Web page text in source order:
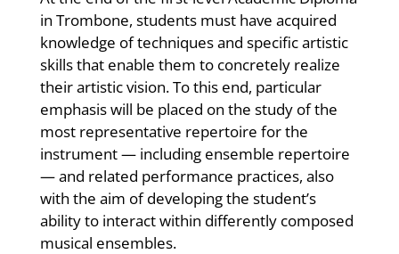
in Trombone, students must have acquired
knowledge of techniques and specific artistic
skills that enable them to concretely realize
their artistic vision. To this end, particular
emphasis will be placed on the study of the
most representative repertoire for the
instrument — including ensemble repertoire
— and related performance practices, also
with the aim of developing the student’s
ability to interact within differently composed
musical ensembles.